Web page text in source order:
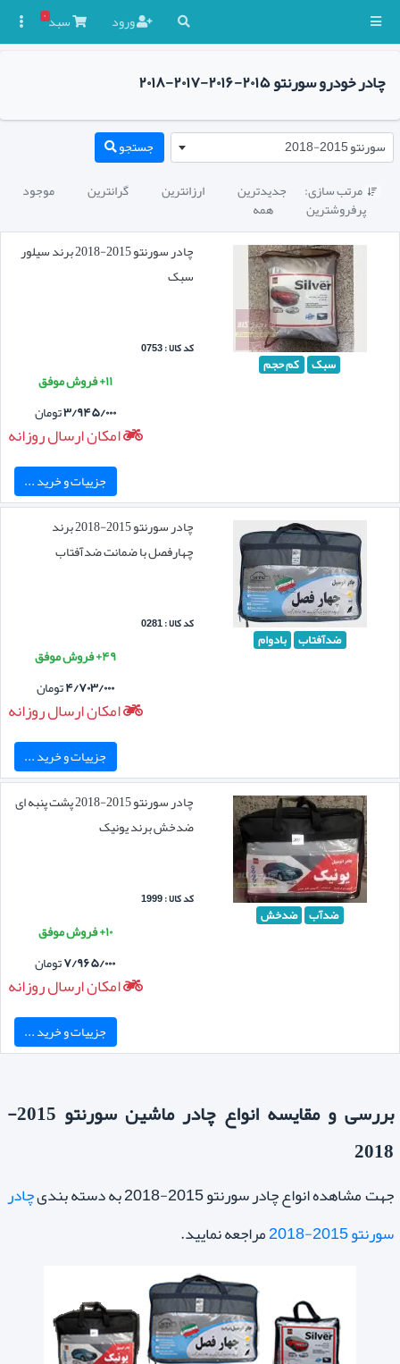
ورود سبد۰
چادر خودرو سورنتو ۲۰۱۵-۲۰۱۶-۲۰۱۷-۲۰۱۸
سورنتو 2015-2018 جستجو
 مرتب سازی: جدیدترین ارزانترین گرانترین موجود
پرفروشترین همه
سبک کم حجم
چادر سورنتو 2015-2018 برند سیلور
سبک
کد کالا : 0753
۱۱+ فروش موفق
۳/۹۴۵/۰۰۰تومان
امکان ارسال روزانه
جزییات و خرید ...
ضدآفتاب بادوام
چادر سورنتو 2015-2018 برند
چهارفصل با ضمانت ضدآفتاب
کد کالا : 0281
۴۹+ فروش موفق
۴/۷۰۳/۰۰۰تومان
امکان ارسال روزانه
جزییات و خرید ...
ضدآب ضدخش
چادر سورنتو 2015-2018 پشت پنبه ای
ضدخش برند یونیک
کد کالا : 1999
۱۰+ فروش موفق
۷/۹۶۵/۰۰۰تومان
امکان ارسال روزانه
جزییات و خرید ...
بررسی و مقایسه انواع چادر ماشین سورنتو 2015-
2018
جهت مشاهده انواع چادر سورنتو 2015-2018 به دسته بندی
چادر
سورنتو 2015-2018
مراجعه نمایید.